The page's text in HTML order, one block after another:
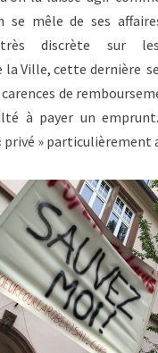
se mêle de ses
très discrète sur
la Ville, cette dernière
de
à payer un
» particulièrement